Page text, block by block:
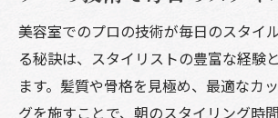
美容室でのプロの技術が毎日のスタイ
る秘訣は、スタイリストの豊富な経験
ます。髪質や骨格を見極め、最適なカ
グを施すことで、朝のスタイリング時